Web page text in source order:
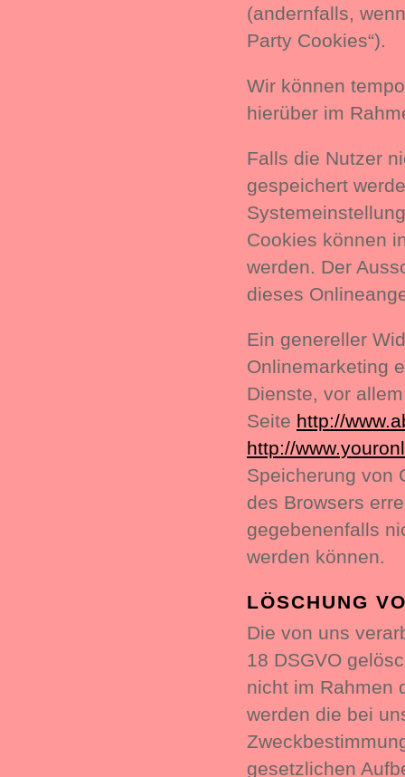
(andernfalls,
Party Cookies“).
Wir können
hierüber im
Falls die Nutzer
gespeichert
Cookies können
werden. Der
dieses
Ein genereller
Onlinemarketing
Dienste, vor
Seite http://
http://
Speicherung von
des Browsers
gegebenenfalls
werden können.
LÖSCHUNG
Die von uns
18 DSGVO
nicht im Rahmen
werden die bei
gesetzlichen